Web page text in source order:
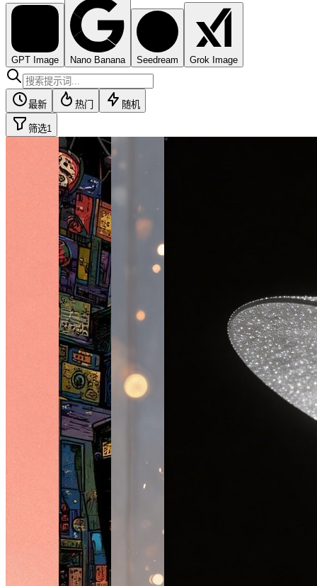
GPT Image Nano Banana Seedream Grok Image
最新 热门 随机
筛选1